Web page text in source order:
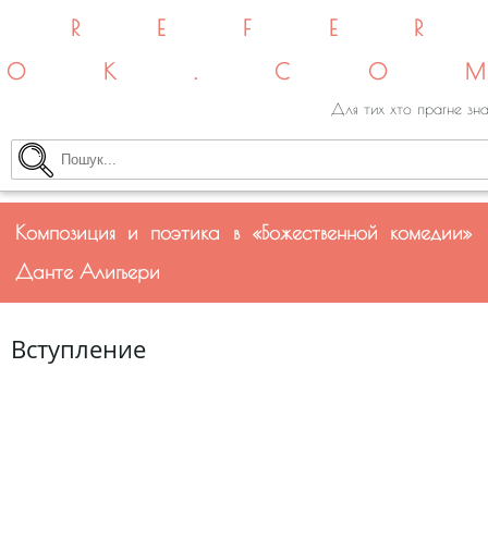
Для тих хто прагне
Композиция и поэтика в «Божественной комедии»
Данте Алигьери
Вступление